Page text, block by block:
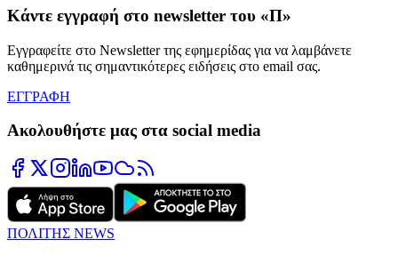
Κάντε εγγραφή στο newsletter του «Π»
Εγγραφείτε στο Newsletter της εφημερίδας για να λαμβάνετε
καθημερινά τις σημαντικότερες ειδήσεις στο email σας.
ΕΓΓΡΑΦΗ
Ακολουθήστε μας στα social media
ΠΟΛΙΤΗΣ NEWS